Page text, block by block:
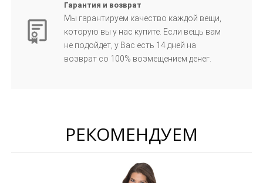
Гарантия и возврат
Мы гарантируем качество каждой вещи,
которую вы у нас купите. Если вещь вам
не подойдет, у Вас есть 14 дней на
возврат со 100% возмещением денег.
РЕКОМЕНДУЕМ